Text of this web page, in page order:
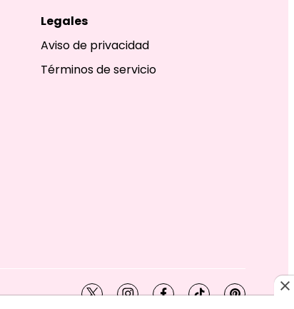
Legales
Aviso de privacidad
Términos de servicio
twitterinstagramfacebook
tiktokpinterest